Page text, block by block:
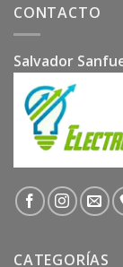
CONTACTO
Salvador
CATEGORÍAS